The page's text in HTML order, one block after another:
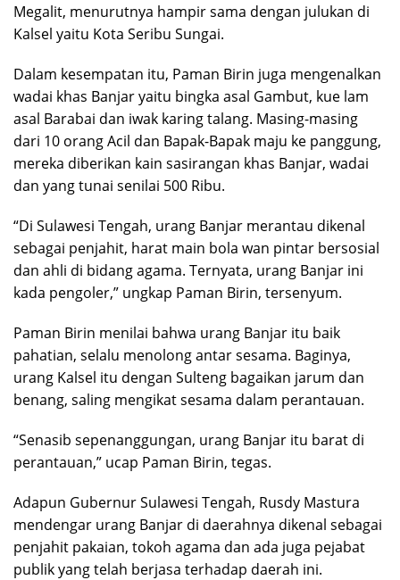
Megalit, menurutnya hampir sama dengan julukan di
Kalsel yaitu Kota Seribu Sungai.
Dalam kesempatan itu, Paman Birin juga mengenalkan
wadai khas Banjar yaitu bingka asal Gambut, kue lam
asal Barabai dan iwak karing talang. Masing-masing
dari 10 orang Acil dan Bapak-Bapak maju ke panggung,
mereka diberikan kain sasirangan khas Banjar, wadai
dan yang tunai senilai 500 Ribu.
“Di Sulawesi Tengah, urang Banjar merantau dikenal
sebagai penjahit, harat main bola wan pintar bersosial
dan ahli di bidang agama. Ternyata, urang Banjar ini
kada pengoler,” ungkap Paman Birin, tersenyum.
Paman Birin menilai bahwa urang Banjar itu baik
pahatian, selalu menolong antar sesama. Baginya,
urang Kalsel itu dengan Sulteng bagaikan jarum dan
benang, saling mengikat sesama dalam perantauan.
“Senasib sepenanggungan, urang Banjar itu barat di
perantauan,” ucap Paman Birin, tegas.
Adapun Gubernur Sulawesi Tengah, Rusdy Mastura
mendengar urang Banjar di daerahnya dikenal sebagai
penjahit pakaian, tokoh agama dan ada juga pejabat
publik yang telah berjasa terhadap daerah ini.